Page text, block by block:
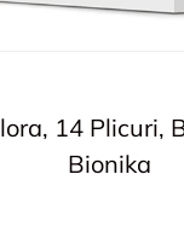
14 Plicuri,
Bionika